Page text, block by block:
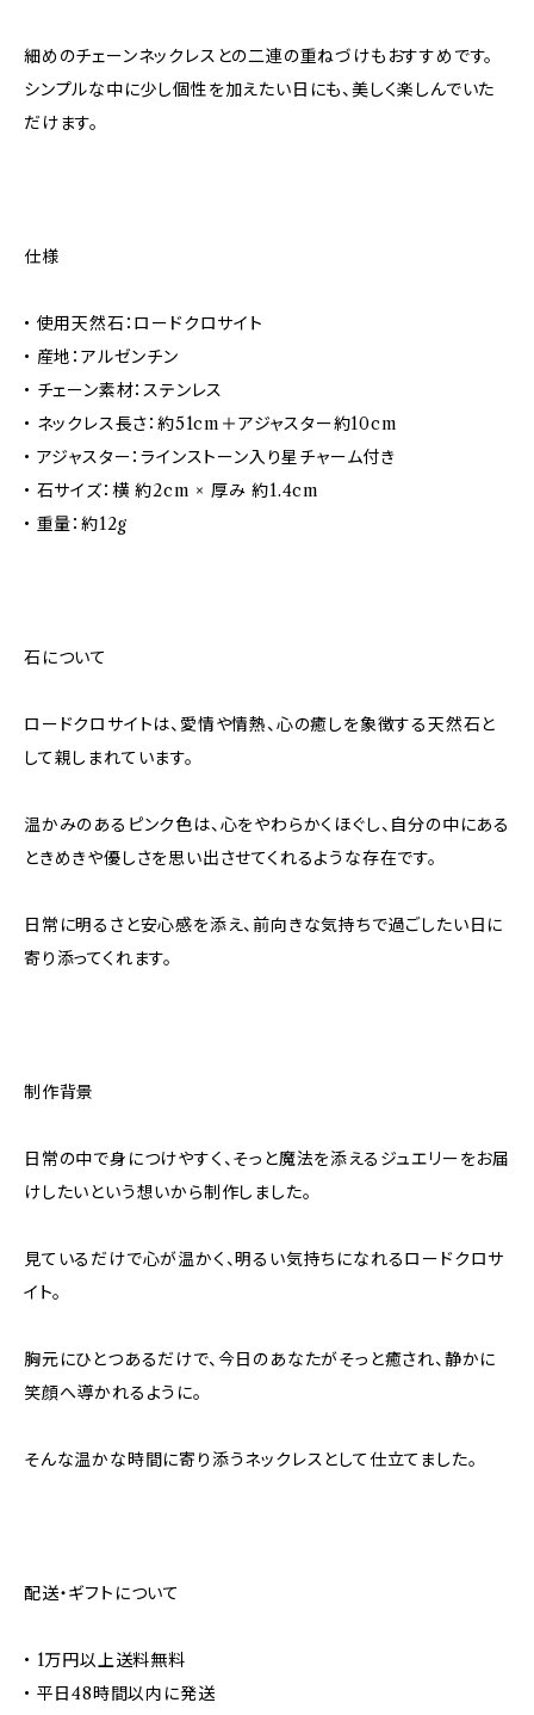
細めのチェーンネックレスとの二連の重ねづけもおすすめです。
シンプルな中に少し個性を加えたい日にも、美しく楽しんでいた
だけます。
仕様
• 使用天然石：ロードクロサイト
• 産地：アルゼンチン
• チェーン素材：ステンレス
• ネックレス長さ：約51cm＋アジャスター約10cm
• アジャスター：ラインストーン入り星チャーム付き
• 石サイズ：横 約2cm × 厚み 約1.4cm
• 重量：約12g
石について
ロードクロサイトは、愛情や情熱、心の癒しを象徴する天然石と
して親しまれています。
温かみのあるピンク色は、心をやわらかくほぐし、自分の中にある
ときめきや優しさを思い出させてくれるような存在です。
日常に明るさと安心感を添え、前向きな気持ちで過ごしたい日に
寄り添ってくれます。
制作背景
日常の中で身につけやすく、そっと魔法を添えるジュエリーをお届
けしたいという想いから制作しました。
見ているだけで心が温かく、明るい気持ちになれるロードクロサ
イト。
胸元にひとつあるだけで、今日のあなたがそっと癒され、静かに
笑顔へ導かれるように。
そんな温かな時間に寄り添うネックレスとして仕立てました。
配送・ギフトについて
• 1万円以上送料無料
• 平日48時間以内に発送